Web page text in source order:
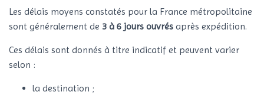
Les délais moyens constatés pour la France métropolitaine
sont généralement de 3 à 6 jours ouvrés après expédition.
Ces délais sont donnés à titre indicatif et peuvent varier
selon :
la destination ;